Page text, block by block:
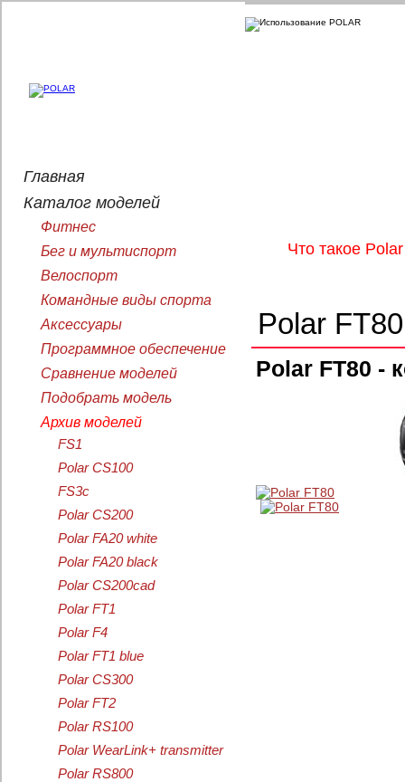
Что такое Polar
Polar FT80
Polar FT80 -
Главная
Каталог моделей
Фитнес
Бег и мультиспорт
Велоспорт
Командные виды спорта
Аксессуары
Программное обеспечение
Сравнение моделей
Подобрать модель
Архив моделей
FS1
Polar CS100
FS3c
Polar CS200
Polar FA20 white
Polar FA20 black
Polar CS200cad
Polar FT1
Polar F4
Polar FT1 blue
Polar CS300
Polar FT2
Polar RS100
Polar WearLink+ transmitter
Polar RS800